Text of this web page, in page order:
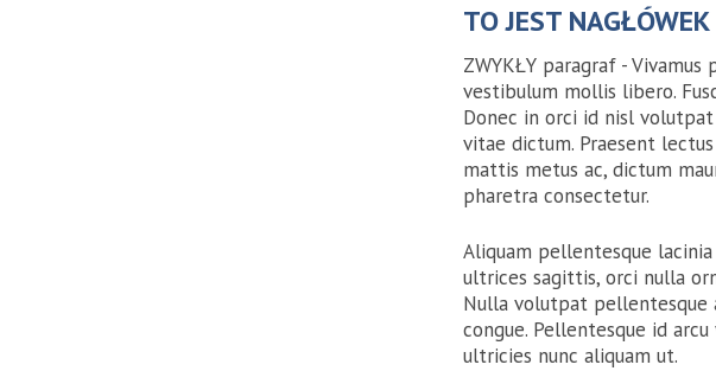
TO JEST
ZWYKŁY paragraf -
vestibulum mollis libero.
Donec in orci id nisl
vitae dictum. Praesent
mattis metus ac, dictum
pharetra consectetur.
Aliquam pellentesque
ultrices sagittis, orci nulla
Nulla volutpat pellentesque
congue. Pellentesque id
ultricies nunc aliquam ut.